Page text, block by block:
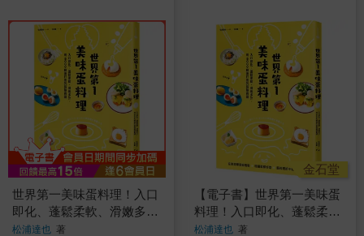
世界第一美味蛋料理！入口
即化、蓬鬆柔軟、滑嫩多
汁，用8000顆蛋打出的最強
松浦達也 著
金石堂
【電子書】世界第一美味蛋
料理！入口即化、蓬鬆柔
軟、滑嫩多汁，用8000顆蛋
松浦達也 著